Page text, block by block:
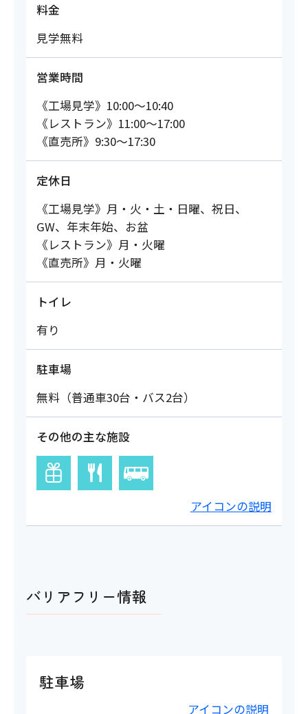
料金
見学無料
営業時間
《工場見学》10:00～10:40
《レストラン》11:00～17:00
《直売所》9:30～17:30
定休日
《工場見学》月・火・土・日曜、祝日、
GW、年末年始、お盆
《レストラン》月・火曜
《直売所》月・火曜
トイレ
有り
駐車場
無料（普通車30台・バス2台）
その他の主な施設
アイコンの説明
バリアフリー情報
駐車場
アイコンの説明